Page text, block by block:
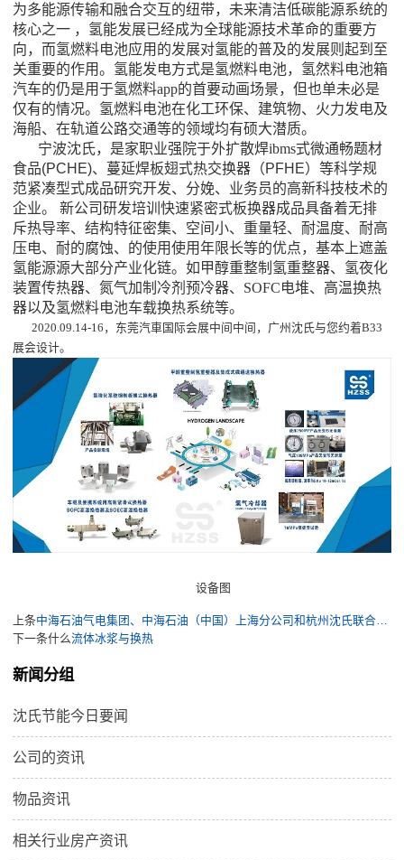
为多能源传输和融合交互的纽带，未来清洁低碳能源系统的
核心之一 ，氢能发展已经成为全球能源技术革命的重要方
向，而氢燃料电池应用的发展对氢能的普及的发展则起到至
关重要的作用。氢能发电方式是氢燃料电池， 氢然料电池箱
汽车的仍是用于氢燃料app的首要动画场景，但也单未必是
仅有的情况。氢燃料电池在化工环保、建筑物、火力发电及
海船、在轨道公路交通等的领域均有硕大潜质。
宁波沈氏， 是家职业强院于外扩散焊ibms式微通畅题材
食品(PCHE)、蔓延焊板翅式热交换器 （PFHE）等科学规
范紧凑型式成品研究开发、分娩、业务员的高新科技枝术的
企业。 新公司研发培训快速紧密式板换器成品具备着无排
斥热导率、结构特征密集、空间小、重量轻、耐温度、耐高
压电、耐的腐蚀、的使用使用年限长等的优点，基本上遮盖
氢能源源大部分产业化链。如甲醇重整制氢重整器、氢夜化
装置传热器、氮气加制冷剂预冷器、SOFC电堆、高温换热
器以及氢燃料电池车载换热系统等。
2020.09.14-16，东莞汽車国际会展中间中间，广州沈氏与您约着B33
展会设计。
设备图
上条
下一条什么流体冰浆与换热
新闻分组
沈氏节能今日要闻
公司的资讯
物品资讯
相关行业房产资讯